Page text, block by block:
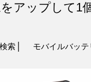
アップして1
索 モバイルバッテ